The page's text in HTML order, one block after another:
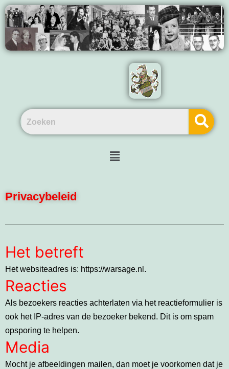
Privacybeleid
Het betreft
Het websiteadres is: https://warsage.nl.
Reacties
Als bezoekers reacties achterlaten via het reactieformulier is
ook het IP-adres van de bezoeker bekend. Dit is om spam
opsporing te helpen.
Media
Mocht je afbeeldingen mailen, dan moet je voorkomen dat je